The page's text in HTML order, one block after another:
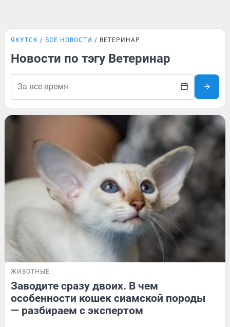
ЯКУТСК ВСЕ НОВОСТИ ВЕТЕРИНАР
Новости по тэгу Ветеринар
ЖИВОТНЫЕ
Заводите сразу двоих. В чем
особенности кошек сиамской породы
— разбираем с экспертом